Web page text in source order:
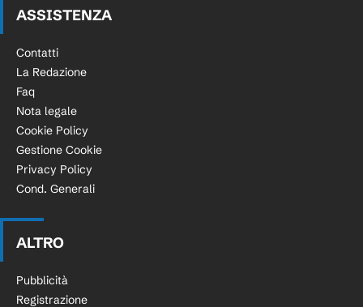
ASSISTENZA
Contatti
La Redazione
Faq
Nota legale
Cookie Policy
Gestione Cookie
Privacy Policy
Cond. Generali
ALTRO
Pubblicità
Registrazione